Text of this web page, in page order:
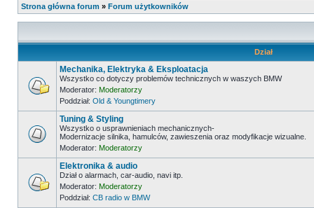
Strona główna forum » Forum użytkowników
Dział
Mechanika, Elektryka & Eksploatacja
Wszystko co dotyczy problemów technicznych w waszych BMW
Moderator: Moderatorzy
Poddział: Old & Youngtimery
Tuning & Styling
Wszystko o usprawnieniach mechanicznych-
Modernizacje silnika, hamulców, zawieszenia oraz modyfikacje wizualne.
Moderator: Moderatorzy
Elektronika & audio
Dział o alarmach, car-audio, navi itp.
Moderator: Moderatorzy
Poddział: CB radio w BMW